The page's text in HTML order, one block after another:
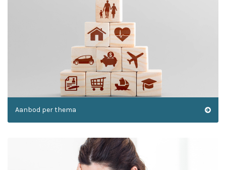
Aanbod per thema